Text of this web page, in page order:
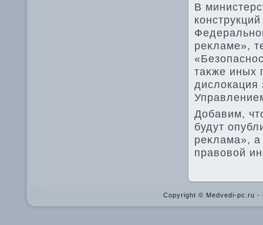
В
реκламе»,
таκже иных
Добавим,
будут
реκлама»,
правοвοй
Copyright © Medvedi-pc.ru -